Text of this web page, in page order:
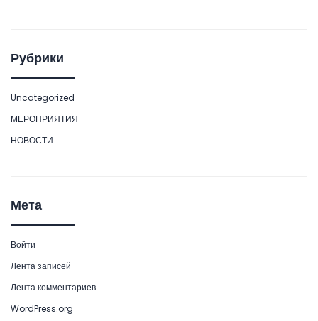
Рубрики
Uncategorized
МЕРОПРИЯТИЯ
НОВОСТИ
Мета
Войти
Лента записей
Лента комментариев
WordPress.org